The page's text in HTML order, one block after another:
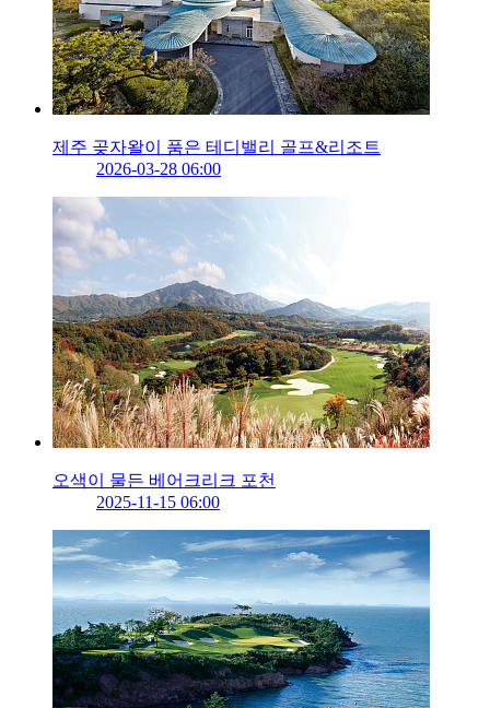
제주 곶자왈이 품은 테디밸리 골프&리조트
2026-03-28 06:00
오색이 물든 베어크리크 포천
2025-11-15 06:00